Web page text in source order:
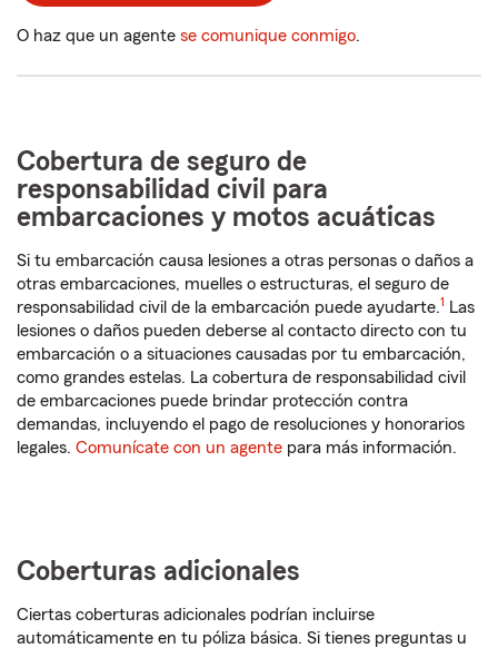
5
dígitos
O haz que un agente se comunique conmigo.
Cobertura de seguro de
responsabilidad civil para
embarcaciones y motos acuáticas
Si tu embarcación causa lesiones a otras personas o daños a
otras embarcaciones, muelles o estructuras, el seguro de
responsabilidad civil de la embarcación puede ayudarte.1 Las
lesiones o daños pueden deberse al contacto directo con tu
embarcación o a situaciones causadas por tu embarcación,
como grandes estelas. La cobertura de responsabilidad civil
de embarcaciones puede brindar protección contra
demandas, incluyendo el pago de resoluciones y honorarios
legales. Comunícate con un agente para más información.
Coberturas adicionales
Ciertas coberturas adicionales podrían incluirse
automáticamente en tu póliza básica. Si tienes preguntas u